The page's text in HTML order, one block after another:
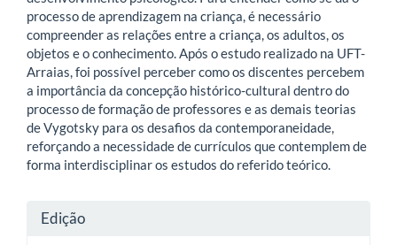
processo de aprendizagem na criança, é necessário
compreender as relações entre a criança, os adultos, os
objetos e o conhecimento. Após o estudo realizado na UFT-
Arraias, foi possível perceber como os discentes percebem
a importância da concepção histórico-cultural dentro do
processo de formação de professores e as demais teorias
de Vygotsky para os desafios da contemporaneidade,
reforçando a necessidade de currículos que contemplem de
forma interdisciplinar os estudos do referido teórico.
Detalhes
Edição